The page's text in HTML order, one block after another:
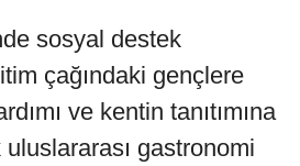
sosyal destek
çağındaki gençlere
ve kentin tanıtımına
gastronomi